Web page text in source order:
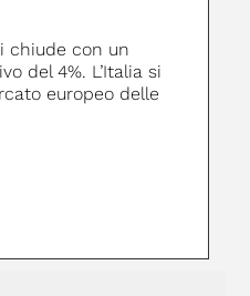
chiude con un
del 4%. L’Italia si
europeo delle